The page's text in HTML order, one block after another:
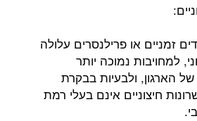
זמניים או פרילנסרים עלולה
למחויבות נמוכה יותר
הארגון, ולבעיות בבקרת
חיצוניים אינם בעלי רמת